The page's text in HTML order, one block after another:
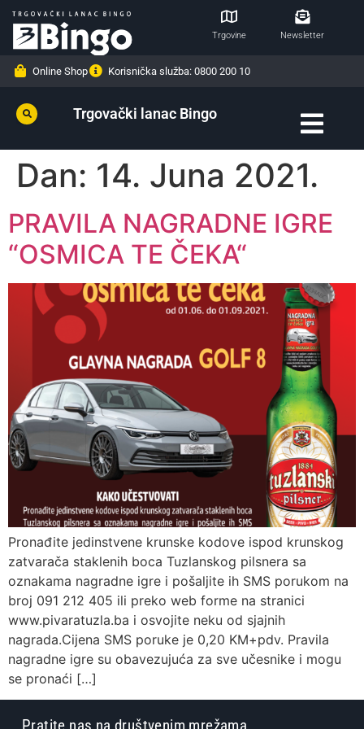
Trgovine Newsletter
Online Shop Korisnička služba: 0800 200 10
Trgovački lanac Bingo
Dan: 14. Juna 2021.
PRAVILA NAGRADNE IGRE
“OSMICA TE ČEKA“
Pronađite jedinstvene krunske kodove ispod krunskog
zatvarača staklenih boca Tuzlanskog pilsnera sa
oznakama nagradne igre i pošaljite ih SMS porukom na
broj 091 212 405 ili preko web forme na stranici
www.pivaratuzla.ba i osvojite neku od sjajnih
nagrada.Cijena SMS poruke je 0,20 KM+pdv. Pravila
nagradne igre su obavezujuća za sve učesnike i mogu
se pronaći […]